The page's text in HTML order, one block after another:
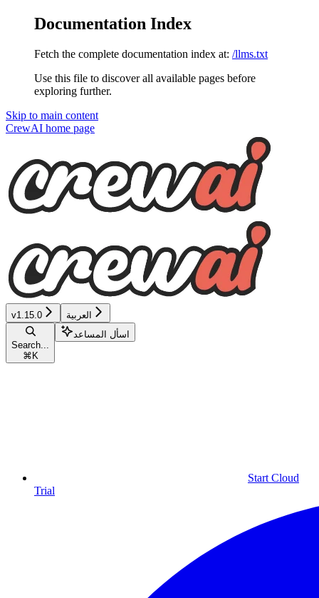
Documentation Index
Fetch the complete documentation index at: /llms.txt
Use this file to discover all available pages before
exploring further.
Skip to main content
CrewAI home page
v1.15.0 العربية
Search...
⌘ K
اسأل المساعد
Start Cloud
Trial